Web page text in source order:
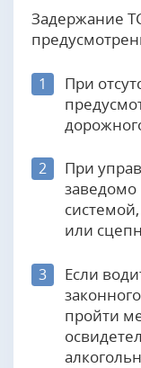
Задержание
1
При
2
При
или
3
Если
пройти